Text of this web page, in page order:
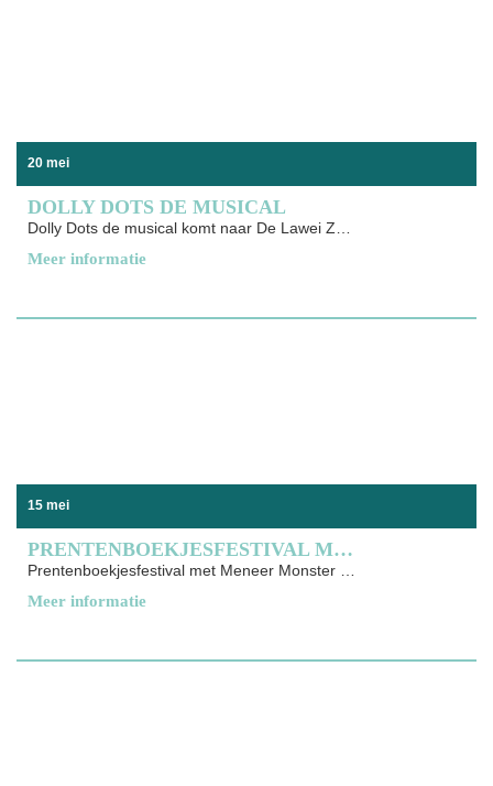
20 mei
DOLLY DOTS DE MUSICAL
Meer informatie
15 mei
PRENTENBOEKJESFESTIVAL MET MENEER MONSTER
Meer informatie